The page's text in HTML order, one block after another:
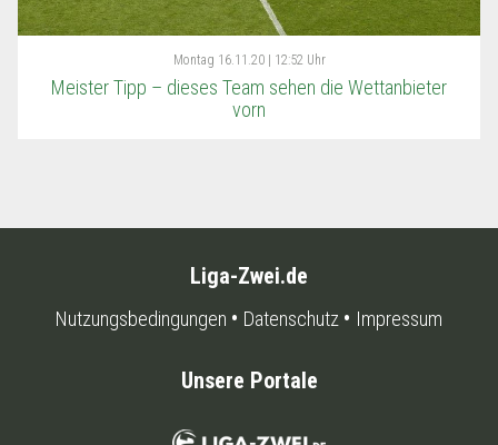
Montag 16.11.20 | 12:52 Uhr
Meister Tipp – dieses Team sehen die Wettanbieter
vorn
Liga-Zwei.de
Nutzungsbedingungen Datenschutz Impressum
Unsere Portale